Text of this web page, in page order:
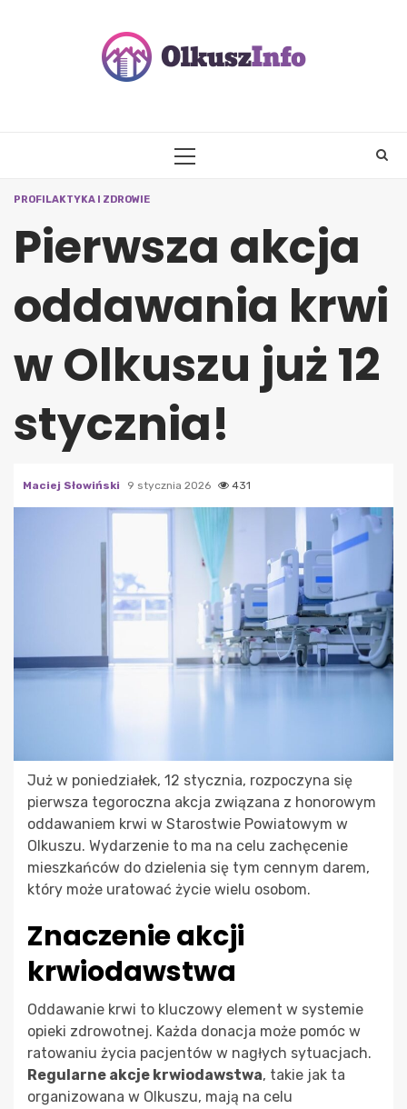
PRIMARY
PROFILAKTYKA I ZDROWIE
Pierwsza akcja
oddawania krwi
w Olkuszu już 12
stycznia!
Maciej Słowiński 9 stycznia 2026 431
Już w poniedziałek, 12 stycznia, rozpoczyna się
pierwsza tegoroczna akcja związana z honorowym
oddawaniem krwi w Starostwie Powiatowym w
Olkuszu. Wydarzenie to ma na celu zachęcenie
mieszkańców do dzielenia się tym cennym darem,
który może uratować życie wielu osobom.
Znaczenie akcji
krwiodawstwa
Oddawanie krwi to kluczowy element w systemie
opieki zdrowotnej. Każda donacja może pomóc w
ratowaniu życia pacjentów w nagłych sytuacjach.
Regularne akcje krwiodawstwa, takie jak ta
organizowana w Olkuszu, mają na celu